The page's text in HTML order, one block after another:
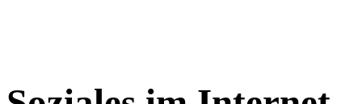
Soziales im Internet